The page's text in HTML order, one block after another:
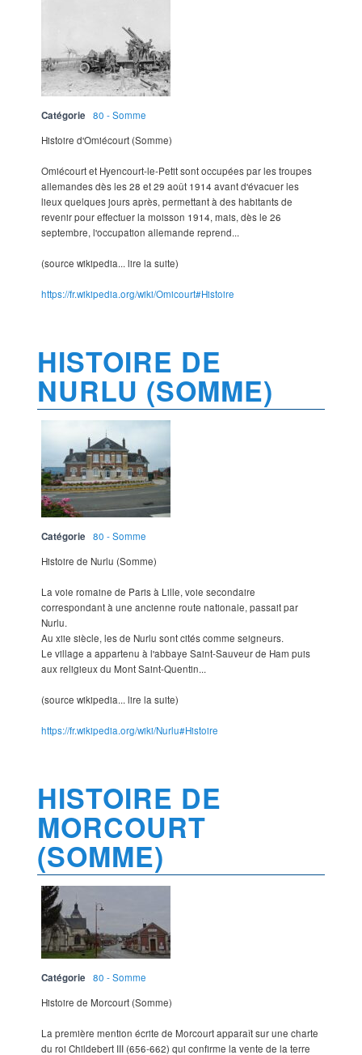
Catégorie
80 - Somme
Histoire d'Omiécourt (Somme)
Omiécourt et Hyencourt-le-Petit sont occupées par les troupes
allemandes dès les 28 et 29 août 1914 avant d'évacuer les
lieux quelques jours après, permettant à des habitants de
revenir pour effectuer la moisson 1914, mais, dès le 26
septembre, l'occupation allemande reprend...
(source wikipedia... lire la suite)
https://fr.wikipedia.org/wiki/Omicourt#Histoire
HISTOIRE DE
NURLU (SOMME)
Catégorie
80 - Somme
Histoire de Nurlu (Somme)
La voie romaine de Paris à Lille, voie secondaire
correspondant à une ancienne route nationale, passait par
Nurlu.
Au xiie siècle, les de Nurlu sont cités comme seigneurs.
Le village a appartenu à l'abbaye Saint-Sauveur de Ham puis
aux religieux du Mont Saint-Quentin...
(source wikipedia... lire la suite)
https://fr.wikipedia.org/wiki/Nurlu#Histoire
HISTOIRE DE
MORCOURT
(SOMME)
Catégorie
80 - Somme
Histoire de Morcourt (Somme)
La première mention écrite de Morcourt apparaît sur une charte
du roi Childebert III (656-662) qui confirme la vente de la terre